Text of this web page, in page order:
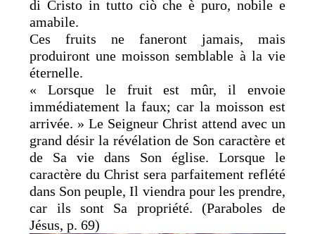
di Cristo in tutto ciò che è puro, nobile e
amabile.
Ces fruits ne faneront jamais, mais
produiront une moisson semblable à la vie
éternelle.
« Lorsque le fruit est mûr, il envoie
immédiatement la faux; car la moisson est
arrivée. » Le Seigneur Christ attend avec un
grand désir la révélation de Son caractère et
de Sa vie dans Son église. Lorsque le
caractère du Christ sera parfaitement reflété
dans Son peuple, Il viendra pour les prendre,
car ils sont Sa propriété. (Paraboles de
Jésus, p. 69)